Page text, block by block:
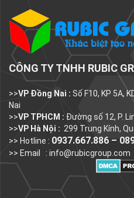
CÔNG TY TNHH RUBIC
>>VP Đồng Nai : Số F10, KP 5A,
Nai
>>VP TPHCM : Đường số 12, P.
>>VP Hà Nội : 299 Trung Kính,
>> Hotline : 0937.667.886 –
>> Email : info@rubicgroup.com